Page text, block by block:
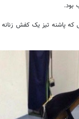
بود.
که پاشنه تیز یک کفش